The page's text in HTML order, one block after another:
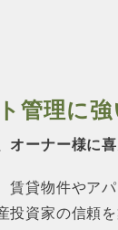
管理に強
オーナー様に
賃貸物件やア
投資家の信頼